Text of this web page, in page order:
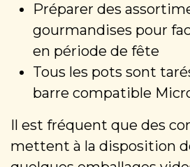
Préparer des
gourmandises pour
en période de fête
Tous les pots sont
barre compatible
Il est fréquent que des
mettent à la disposition